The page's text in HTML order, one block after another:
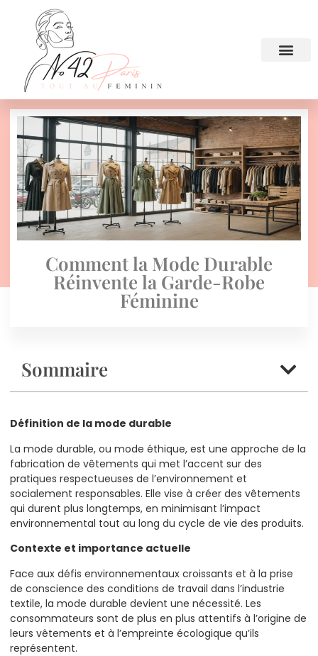
Comment la Mode Durable
Réinvente la Garde-Robe
Féminine
Sommaire
Définition de la mode durable
La mode durable, ou mode éthique, est une approche de la
fabrication de vêtements qui met l’accent sur des
pratiques respectueuses de l’environnement et
socialement responsables. Elle vise à créer des vêtements
qui durent plus longtemps, en minimisant l’impact
environnemental tout au long du cycle de vie des produits.
Contexte et importance actuelle
Face aux défis environnementaux croissants et à la prise
de conscience des conditions de travail dans l’industrie
textile, la mode durable devient une nécessité. Les
consommateurs sont de plus en plus attentifs à l’origine de
leurs vêtements et à l’empreinte écologique qu’ils
représentent.